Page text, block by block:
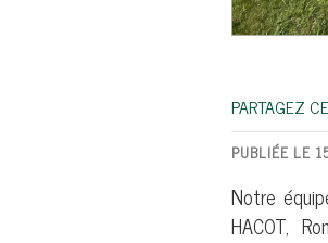
PARTAGEZ
PUBLIÉE LE
Notre
HACOT,